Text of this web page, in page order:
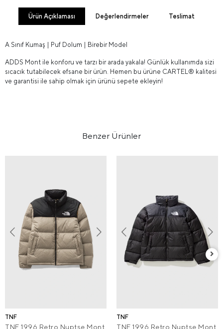
Ürün Açıklaması Değerlendirmeler Teslimat
A Sınıf Kumaş | Puf Dolum | Birebir Model
ADDS Mont ile konforu ve tarzı bir arada yakala! Günlük kullanımda sizi
sıcacık tutabilecek efsane bir ürün. Hemen bu ürüne CARTEL® kalitesi
ve garantisi ile sahip olmak için ürünü sepete ekleyin!
Benzer Ürünler
TNF
TNF 1996 Retro Nuptse Mont
TNF
TNF 1996 Retro Nuptse Mont